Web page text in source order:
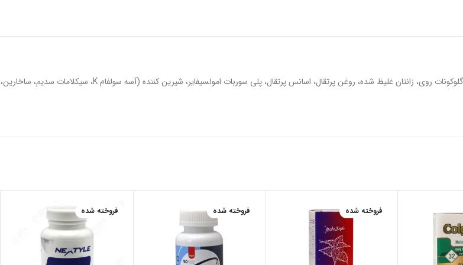
آب، کربنات کلسیم، ساکاروز، هیدروکسید منیزیم، ماده نگهدارنده اسید بنزوئیک، تثبیت کننده سوربیتول، گلوکونات روی، زانتان غلیظ شده، روغن پرتقال، اسانس پرتقال، پلی سوربات امولسیفایر، شیرین کننده (آسه سولفام K، سیکلامات سدیم، ساخارین،
فروخته شده فروخته شده فروخته شده